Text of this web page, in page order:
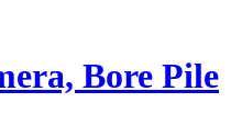
Bore Pile